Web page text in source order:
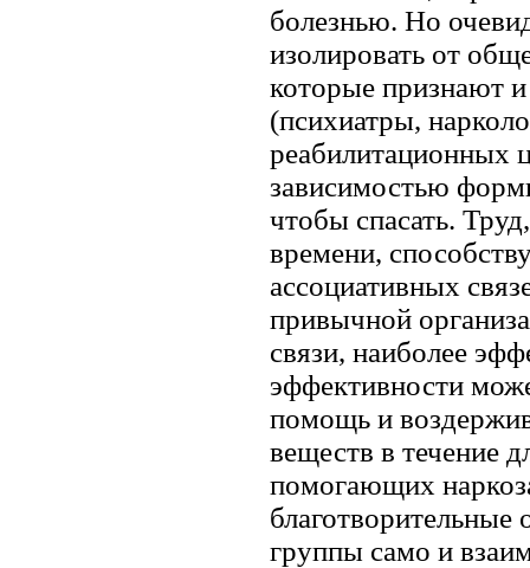
болезнью. Но
изолировать от
которые признают
(психиатры,
реабилитационных
зависимостью
чтобы спасать.
времени,
ассоциативных
привычной
связи, наиболее
эффективности
помощь и
веществ в течение
помогающих
благотворительные
группы само и